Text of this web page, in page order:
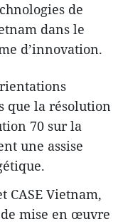
de
dans le
d’innovation.
que la résolution
70 sur la
une assise
CASE Vietnam,
mise en œuvre